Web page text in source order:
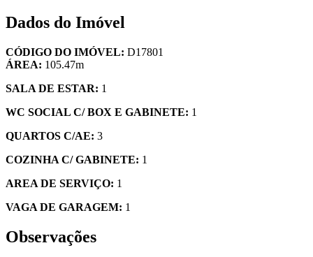
Dados do Imóvel
CÓDIGO DO IMÓVEL: D17801
ÁREA: 105.47m
SALA DE ESTAR: 1
WC SOCIAL C/ BOX E GABINETE: 1
QUARTOS C/AE: 3
COZINHA C/ GABINETE: 1
AREA DE SERVIÇO: 1
VAGA DE GARAGEM: 1
Observações